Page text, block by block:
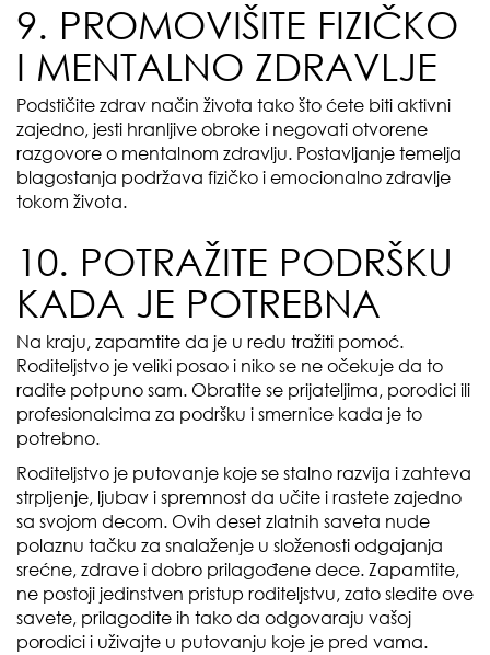
9. PROMOVIŠITE FIZIČKO
I MENTALNO ZDRAVLJE
Podstičite zdrav način života tako što ćete biti aktivni
zajedno, jesti hranljive obroke i negovati otvorene
razgovore o mentalnom zdravlju. Postavljanje temelja
blagostanja podržava fizičko i emocionalno zdravlje
tokom života.
10. POTRAŽITE PODRŠKU
KADA JE POTREBNA
Na kraju, zapamtite da je u redu tražiti pomoć.
Roditeljstvo je veliki posao i niko se ne očekuje da to
radite potpuno sam. Obratite se prijateljima, porodici ili
profesionalcima za podršku i smernice kada je to
potrebno.
Roditeljstvo je putovanje koje se stalno razvija i zahteva
strpljenje, ljubav i spremnost da učite i rastete zajedno
sa svojom decom. Ovih deset zlatnih saveta nude
polaznu tačku za snalaženje u složenosti odgajanja
srećne, zdrave i dobro prilagođene dece. Zapamtite,
ne postoji jedinstven pristup roditeljstvu, zato sledite ove
savete, prilagodite ih tako da odgovaraju vašoj
porodici i uživajte u putovanju koje je pred vama.